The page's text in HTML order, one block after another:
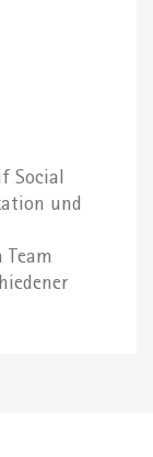
Social
und